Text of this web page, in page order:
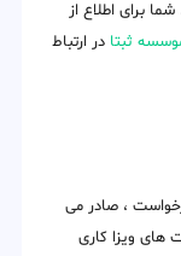
میباشد . شما برای اطلاع از
ثبتا در ارتباط
60 روز پس از درخواست ، صادر می
های ویزا کاری